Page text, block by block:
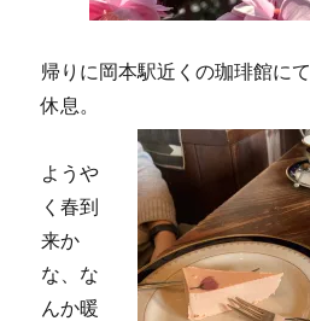
帰りに岡本駅近くの珈琲館にて
休息。
ようや
く春到
来か
な、な
んか暖